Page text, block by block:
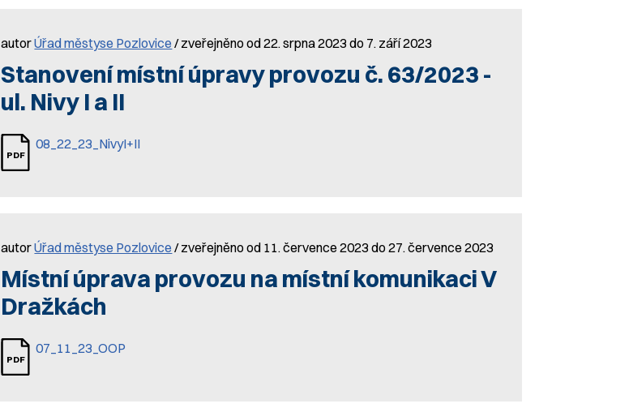
autorÚřad městyse Pozlovice / zveřejněno od 22. srpna 2023 do 7. září 2023
Stanovení místní úpravy provozu č. 63/2023 -
ul. Nivy I a II
08_22_23_NivyI+II
autorÚřad městyse Pozlovice / zveřejněno od 11. července 2023 do 27. července 2023
Místní úprava provozu na místní komunikaci V
Dražkách
07_11_23_OOP